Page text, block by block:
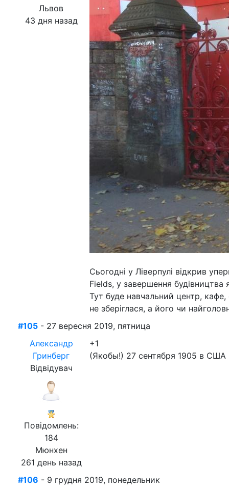
Львов
43 дня назад
Сьогодні у Ліверпулі відкрив
Fields, у завершення
Тут буде навчальний центр,
не зберіглася, а його чи
#105 - 27 вересня 2019, пятница
Александр
Гринберг
Відвідувач
Повідомлень:
184
Мюнхен
261 день назад
+1
(Якобы!) 27 сентября 1905 в США
#106 - 9 грудня 2019, понедельник